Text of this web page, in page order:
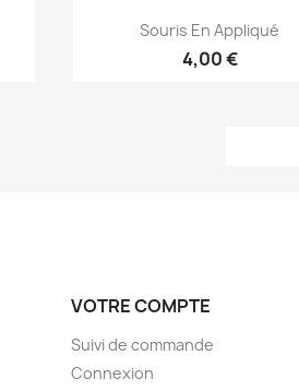
Aperçu rapide
Souris En Appliqué
4,00 €
VOTRE COMPTE
Suivi de commande
Connexion